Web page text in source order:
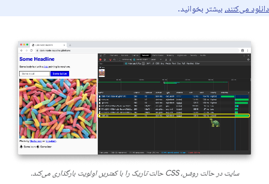
دانلود می‌کنند، بیشتر بخوانید.
سایت در حالت روشن، CSS حالت تاریک را با کمترین اولویت بارگذاری می‌کند.